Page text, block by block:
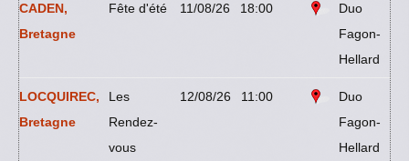
CADEN,
Bretagne
Fête d'été 11/08/26 18:00
Duo
Fagon-
Hellard
LOCQUIREC,
Bretagne
Les
Rendez-
vous
12/08/26 11:00
Duo
Fagon-
Hellard